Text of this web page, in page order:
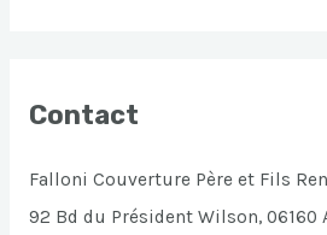
Contact
Falloni Couverture Père et Fils
92 Bd du Président Wilson, 06160